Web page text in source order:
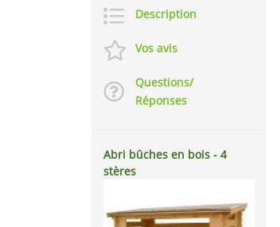
Description
Vos avis
Questions/
Réponses
Abri bûches en bois - 4
stères